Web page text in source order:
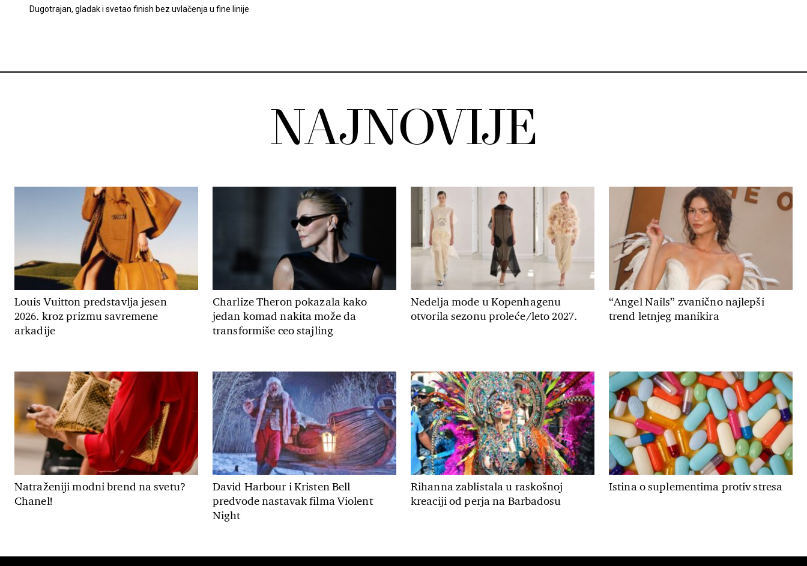
Dugotrajan, gladak i svetao finish bez uvlačenja u fine linije
NAJNOVIJE
Louis Vuitton predstavlja jesen
2026. kroz prizmu savremene
arkadije
Charlize Theron pokazala kako
jedan komad nakita može da
transformiše ceo stajling
Nedelja mode u Kopenhagenu
otvorila sezonu proleće/leto 2027.
“Angel Nails” zvanično najlepši
trend letnjeg manikira
Natraženiji modni brend na svetu?
Chanel!
David Harbour i Kristen Bell
predvode nastavak filma Violent
Night
Rihanna zablistala u raskošnoj
kreaciji od perja na Barbadosu
Istina o suplementima protiv stresa